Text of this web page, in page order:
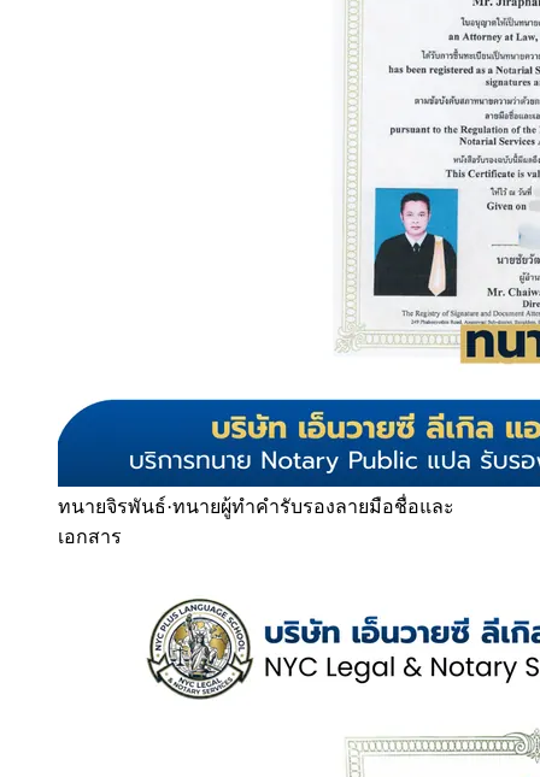
ทนายจิรพันธ์·ทนายผู้ทำคำรับรองลายมือชื่อและ
เอกสาร